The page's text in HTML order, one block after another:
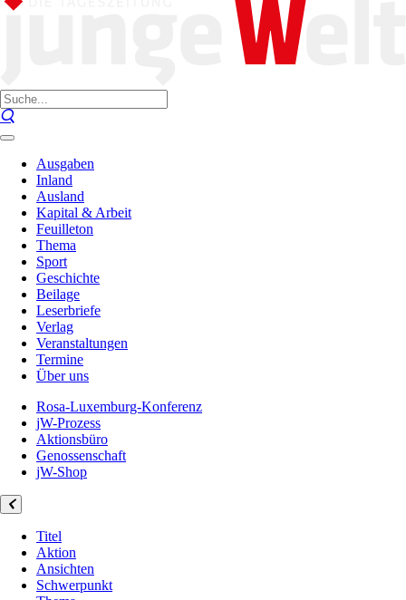
Ausgaben
Inland
Ausland
Kapital & Arbeit
Feuilleton
Thema
Sport
Geschichte
Beilage
Leserbriefe
Verlag
Veranstaltungen
Termine
Über uns
Rosa-Luxemburg-Konferenz
jW-Prozess
Aktionsbüro
Genossenschaft
jW-Shop
Titel
Aktion
Ansichten
Schwerpunkt